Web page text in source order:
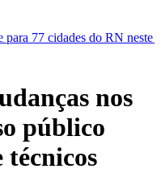
neste sábado
Polícia
nos
público
técnicos